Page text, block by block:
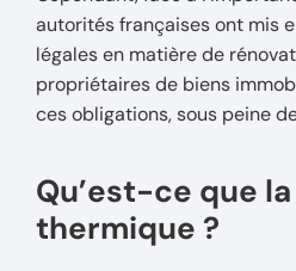
autorités françaises ont mis
légales en matière de
propriétaires de biens
ces obligations, sous peine
Qu’est-ce que
thermique ?